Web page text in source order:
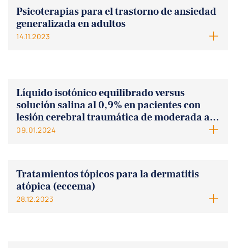
Psicoterapias para el trastorno de ansiedad
generalizada en adultos
14.11.2023
Líquido isotónico equilibrado versus
solución salina al 0,9% en pacientes con
lesión cerebral traumática de moderada a
grave
09.01.2024
Tratamientos tópicos para la dermatitis
atópica (eccema)
28.12.2023